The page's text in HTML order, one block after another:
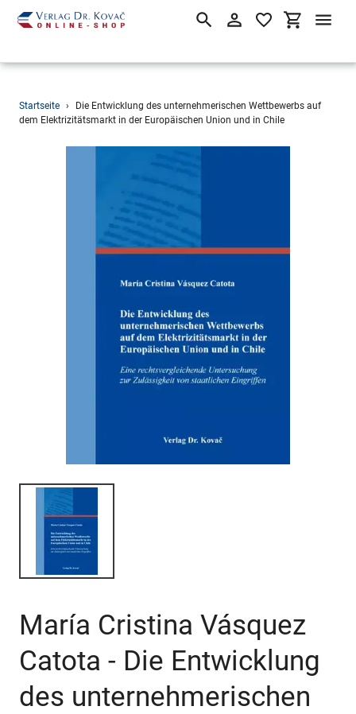
Direkt
zum
SuchenEinloggen
Startseite ›
Die Entwicklung des unternehmerischen Wettbewerbs auf
dem Elektrizitätsmarkt in der Europäischen Union und in Chile
María Cristina Vásquez
Catota - Die Entwicklung
des unternehmerischen